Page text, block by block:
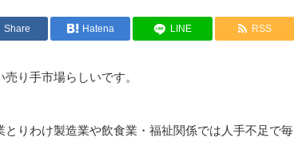
Share Hatena LINE RSS
り手市場らしいです。
とりわけ製造業や飲食業・福祉関係では人手不足で